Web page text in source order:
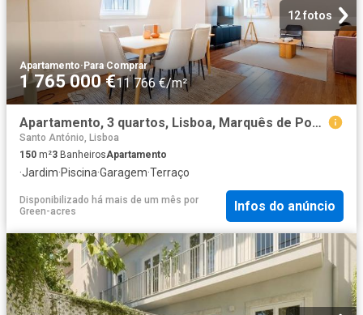
12 fotos
Apartamento·Para Comprar
1 765 000 €11 766 €/m²
Apartamento, 3 quartos, Lisboa, Marquês de Pombal 150m² Santo António
Santo António, Lisboa
150 m²3 BanheirosApartamento
·Jardim·Piscina·Garagem·Terraço
Disponibilizado há mais de um mês por
Green-acres
Infos do anúncio